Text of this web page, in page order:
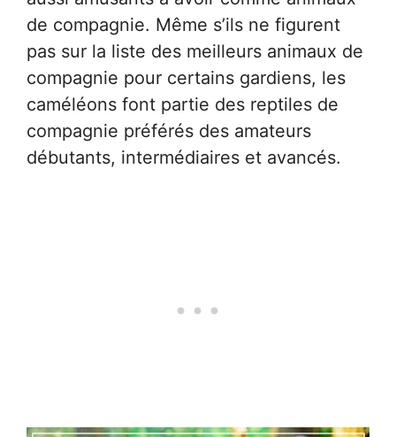
de compagnie. Même s’ils ne figurent
pas sur la liste des meilleurs animaux de
compagnie pour certains gardiens, les
caméléons font partie des reptiles de
compagnie préférés des amateurs
débutants, intermédiaires et avancés.